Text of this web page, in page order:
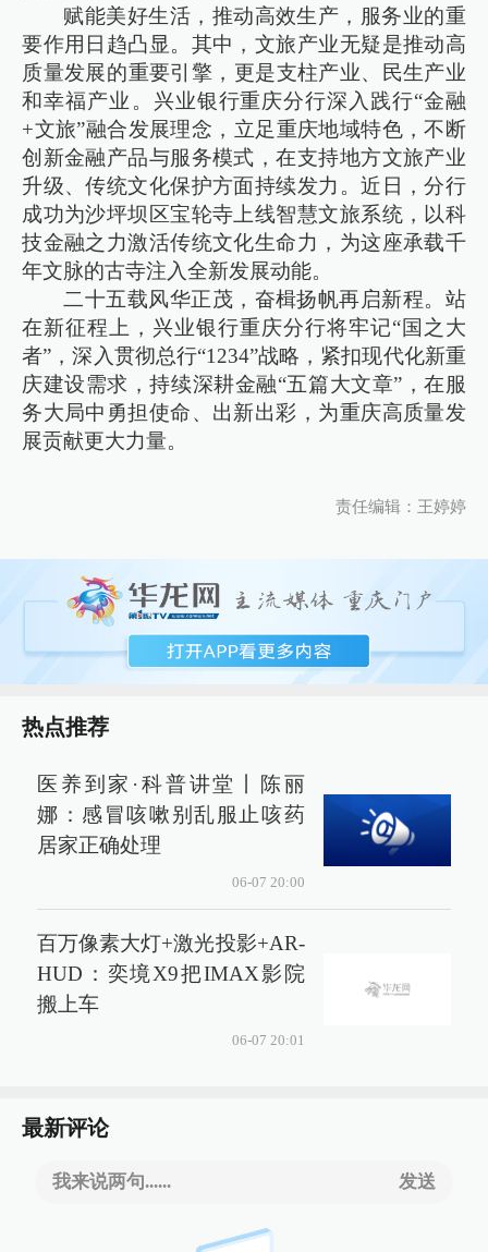
赋能美好生活，推动高效生产，服务业的重
要作用日趋凸显。其中，文旅产业无疑是推动高
质量发展的‌重要引擎，更是支柱产业、民生产业
和幸福产业‌。兴业银行重庆分行深入践行“金融
+文旅”融合发展理念，立足重庆地域特色，不断
创新金融产品与服务模式，在支持地方文旅产业
升级、传统文化保护方面持续发力。近日，分行
成功为沙坪坝区宝轮寺上线智慧文旅系统，以科
技金融之力激活传统文化生命力，为这座承载千
年文脉的古寺注入全新发展动能。
二十五载风华正茂，奋楫扬帆再启新程。站
在新征程上，兴业银行重庆分行将牢记“国之大
者”，深入贯彻总行“1234”战略，紧扣现代化新重
庆建设需求，持续深耕金融“五篇大文章”，在服
务大局中勇担使命、出新出彩，为重庆高质量发
展贡献更大力量。
责任编辑：王婷婷
热点推荐
医养到家·科普讲堂丨陈丽
娜：感冒咳嗽别乱服止咳药
居家正确处理
06-07 20:00
百万像素大灯+激光投影+AR-
HUD：奕境X9把IMAX影院
搬上车
06-07 20:01
最新评论
我来说两句...... 发送